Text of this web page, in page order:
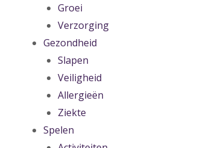
Groei
Verzorging
Gezondheid
Slapen
Veiligheid
Allergieën
Ziekte
Spelen